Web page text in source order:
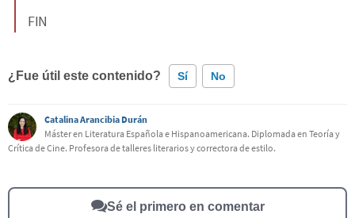
FIN
¿Fue útil este contenido? Sí No
Este contenido contiene información incorrecta
Este contenido no tiene la información que busco
Otro
Catalina Arancibia Durán
Máster en Literatura Española e Hispanoamericana. Diplomada en Teoría y
Crítica de Cine. Profesora de talleres literarios y correctora de estilo.
Sé el primero en comentar